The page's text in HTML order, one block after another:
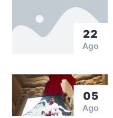
22
Ago
05
Ago